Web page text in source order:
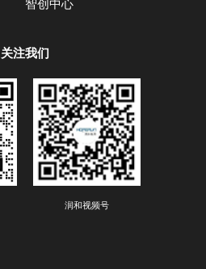
关注我们
润和视频号